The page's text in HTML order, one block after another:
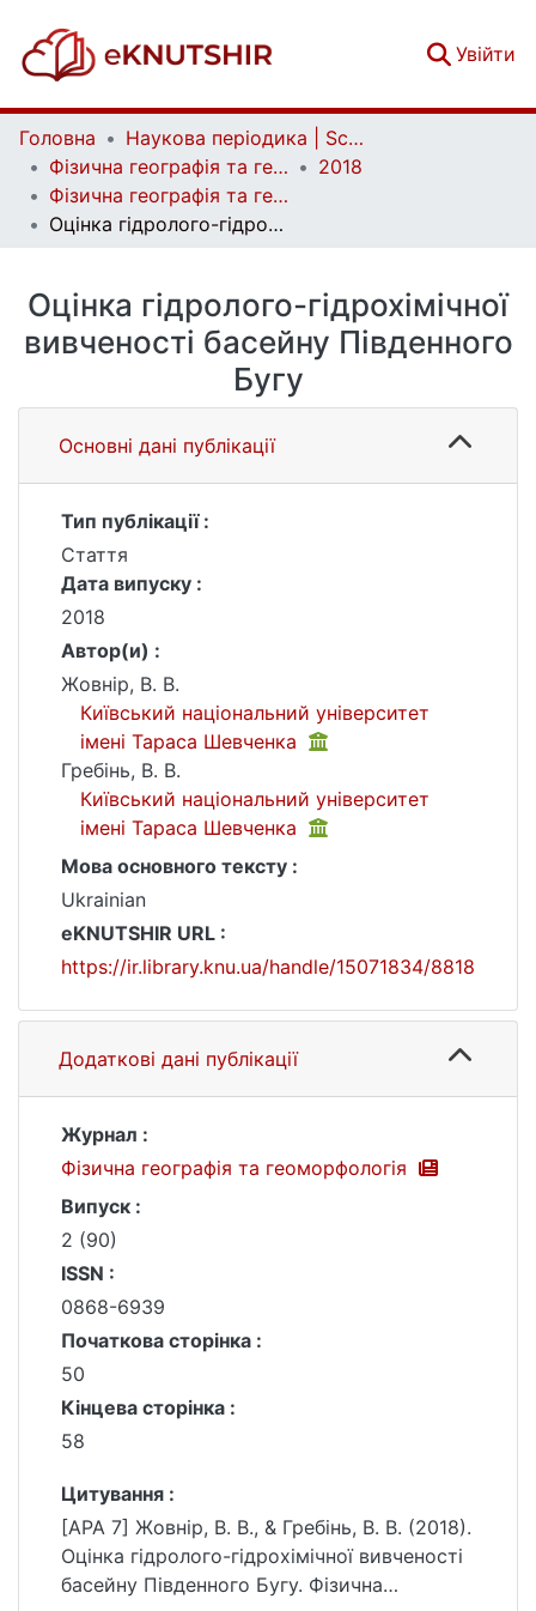
Увійти
Головна
Наукова періодика | Scientific periodicals
Фізична географія та геоморфологія | Physical Geography and Geomorphology
2018
Фізична географія та геоморфологія. Вип. 2 (90)
Оцінка гідролого-гідрохімічної вивченості басейну Південного Бугу
Оцінка гідролого-гідрохімічної
вивченості басейну Південного
Бугу
Основні дані публікації
Тип публікації :
Стаття
Дата випуску :
2018
Автор(и) :
Жовнір, В. В.
Київський національний університет
імені Тараса Шевченка
Гребінь, В. В.
Київський національний університет
імені Тараса Шевченка
Мова основного тексту :
Ukrainian
eKNUTSHIR URL :
https://ir.library.knu.ua/handle/15071834/8818
Додаткові дані публікації
Журнал :
Фізична географія та геоморфологія
Випуск :
2 (90)
ISSN :
0868-6939
Початкова сторінка :
50
Кінцева сторінка :
58
Цитування :
[APA 7] Жовнір, В. В., & Гребінь, В. В. (2018).
Оцінка гідролого-гідрохімічної вивченості
басейну Південного Бугу. Фізична